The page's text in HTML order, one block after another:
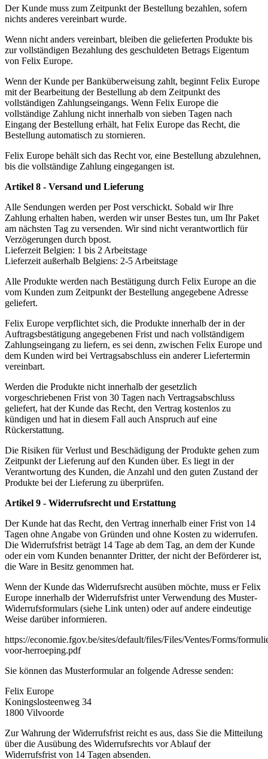
Der Kunde muss zum Zeitpunkt der Bestellung bezahlen, sofern
nichts anderes vereinbart wurde.
Wenn nicht anders vereinbart, bleiben die gelieferten Produkte bis
zur vollständigen Bezahlung des geschuldeten Betrags Eigentum
von Felix Europe.
Wenn der Kunde per Banküberweisung zahlt, beginnt Felix Europe
mit der Bearbeitung der Bestellung ab dem Zeitpunkt des
vollständigen Zahlungseingangs. Wenn Felix Europe die
vollständige Zahlung nicht innerhalb von sieben Tagen nach
Eingang der Bestellung erhält, hat Felix Europe das Recht, die
Bestellung automatisch zu stornieren.
Felix Europe behält sich das Recht vor, eine Bestellung abzulehnen,
bis die vollständige Zahlung eingegangen ist.
Artikel 8 - Versand und Lieferung
Alle Sendungen werden per Post verschickt. Sobald wir Ihre
Zahlung erhalten haben, werden wir unser Bestes tun, um Ihr Paket
am nächsten Tag zu versenden. Wir sind nicht verantwortlich für
Verzögerungen durch bpost.
Lieferzeit Belgien: 1 bis 2 Arbeitstage
Lieferzeit außerhalb Belgiens: 2-5 Arbeitstage
Alle Produkte werden nach Bestätigung durch Felix Europe an die
vom Kunden zum Zeitpunkt der Bestellung angegebene Adresse
geliefert.
Felix Europe verpflichtet sich, die Produkte innerhalb der in der
Auftragsbestätigung angegebenen Frist und nach vollständigem
Zahlungseingang zu liefern, es sei denn, zwischen Felix Europe und
dem Kunden wird bei Vertragsabschluss ein anderer Liefertermin
vereinbart.
Werden die Produkte nicht innerhalb der gesetzlich
vorgeschriebenen Frist von 30 Tagen nach Vertragsabschluss
geliefert, hat der Kunde das Recht, den Vertrag kostenlos zu
kündigen und hat in diesem Fall auch Anspruch auf eine
Rückerstattung.
Die Risiken für Verlust und Beschädigung der Produkte gehen zum
Zeitpunkt der Lieferung auf den Kunden über. Es liegt in der
Verantwortung des Kunden, die Anzahl und den guten Zustand der
Produkte bei der Lieferung zu überprüfen.
Artikel 9 - Widerrufsrecht und Erstattung
Der Kunde hat das Recht, den Vertrag innerhalb einer Frist von 14
Tagen ohne Angabe von Gründen und ohne Kosten zu widerrufen.
Die Widerrufsfrist beträgt 14 Tage ab dem Tag, an dem der Kunde
oder ein vom Kunden benannter Dritter, der nicht der Beförderer ist,
die Ware in Besitz genommen hat.
Wenn der Kunde das Widerrufsrecht ausüben möchte, muss er Felix
Europe innerhalb der Widerrufsfrist unter Verwendung des Muster-
Widerrufsformulars (siehe Link unten) oder auf andere eindeutige
Weise darüber informieren.
https://economie.fgov.be/sites/default/files/Files/Ventes/Forms/
voor-herroeping.pdf
Sie können das Musterformular an folgende Adresse senden:
Felix Europe
Koningslosteenweg 34
1800 Vilvoorde
Zur Wahrung der Widerrufsfrist reicht es aus, dass Sie die Mitteilung
über die Ausübung des Widerrufsrechts vor Ablauf der
Widerrufsfrist von 14 Tagen absenden.